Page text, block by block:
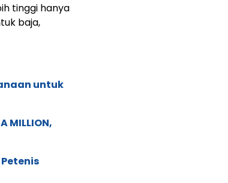
tinggi hanya
baja,
untuk
MILLION,